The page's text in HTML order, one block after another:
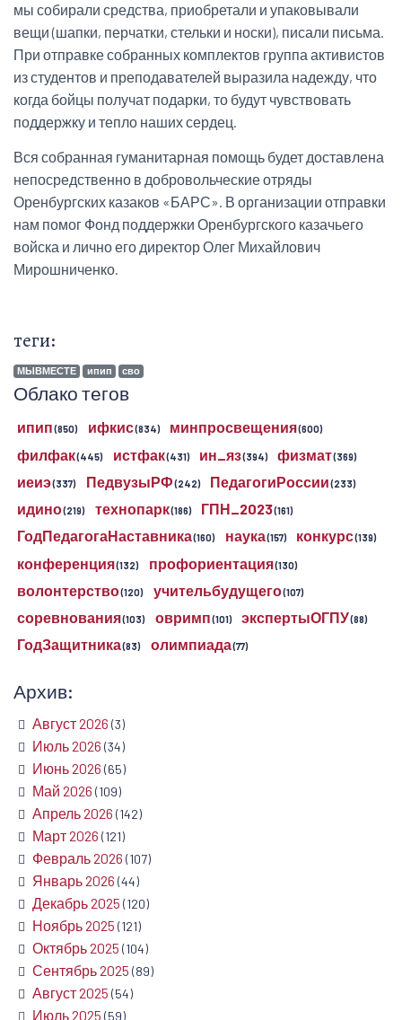
мы собирали средства, приобретали и упаковывали
вещи (шапки, перчатки, стельки и носки), писали письма.
При отправке собранных комплектов группа активистов
из студентов и преподавателей выразила надежду, что
когда бойцы получат подарки, то будут чувствовать
поддержку и тепло наших сердец.
Вся собранная гуманитарная помощь будет доставлена
непосредственно в добровольческие отряды
Оренбургских казаков «БАРС». В организации отправки
нам помог Фонд поддержки Оренбургского казачьего
войска и лично его директор Олег Михайлович
Мирошниченко.
теги:
МЫВМЕСТЕ ипип сво
Облако тегов
ипип(850) ифкис(834) минпросвещения(600)
филфак(445) истфак(431) ин_яз(394) физмат(369)
иеиэ(337) ПедвузыРФ(242) ПедагогиРоссии(233)
идино(219) технопарк(186) ГПН_2023(161)
ГодПедагогаНаставника(160) наука(157) конкурс(139)
конференция(132) профориентация(130)
волонтерство(120) учительбудущего(107)
соревнования(103) овримп(101) экспертыОГПУ(88)
ГодЗащитника(83) олимпиада(77)
Архив:
Август 2026 (3)
Июль 2026 (34)
Июнь 2026 (65)
Май 2026 (109)
Апрель 2026 (142)
Март 2026 (121)
Февраль 2026 (107)
Январь 2026 (44)
Декабрь 2025 (120)
Ноябрь 2025 (121)
Октябрь 2025 (104)
Сентябрь 2025 (89)
Август 2025 (54)
Июль 2025 (59)